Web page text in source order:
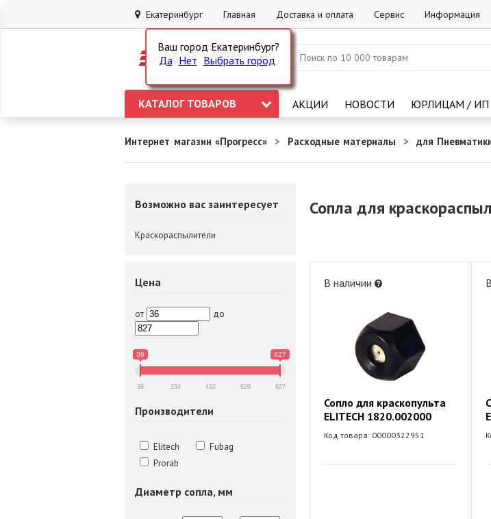
Екатеринбург Главная Доставка и оплата Сервис Информация
Ваш город Екатеринбург?
Да Нет Выбрать город
КАТАЛОГ ТОВАРОВ АКЦИИ НОВОСТИ ЮРЛИЦАМ / ИП
Интернет магазин «Прогресс» Расходные материалы для
Возможно вас заинтересует
Краскораспылители
Цена
от до
36 827
36 234 432 629 827
Производители
Elitech
Fubag
Prorab
Диаметр сопла, мм
Сопла для
В наличии
Сопло для краскопульта
ELITECH 1820.002000
Код товара: 00000322951